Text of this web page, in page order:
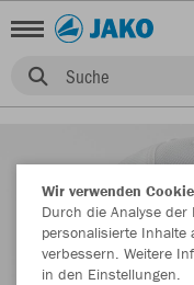
Suche
Wir verwenden
Durch die Analyse
personalisierte Inhalte
verbessern. Weitere
in den Einstellungen.